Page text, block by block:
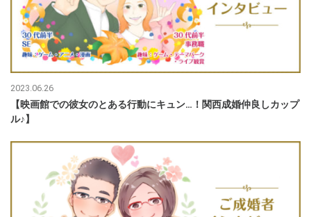
2023.06.26
【映画館での彼女のとある行動にキュン…！関西成婚仲良しカップ
ル♪】